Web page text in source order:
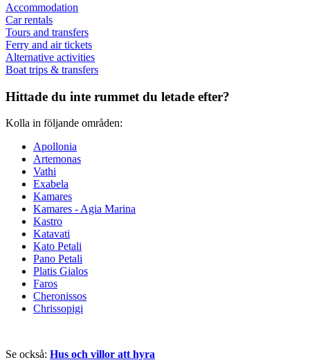
Accommodation
Car rentals
Tours and transfers
Ferry and air tickets
Alternative activities
Boat trips & transfers
Hittade du inte rummet du letade efter?
Kolla in följande områden:
Apollonia
Artemonas
Vathi
Exabela
Kamares
Kamares - Agia Marina
Kastro
Katavati
Kato Petali
Pano Petali
Platis Gialos
Faros
Cheronissos
Chrissopigi
Se också: Hus och villor att hyra